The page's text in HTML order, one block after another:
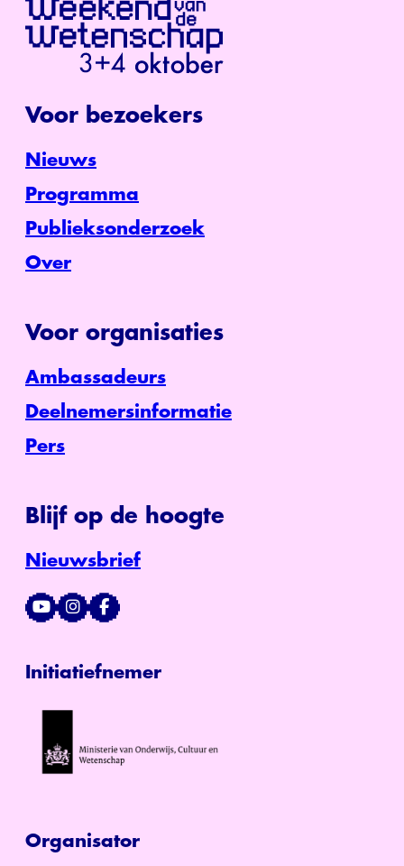
Voor bezoekers
Nieuws
Programma
Publieksonderzoek
Over
Voor organisaties
Ambassadeurs
Deelnemersinformatie
Pers
Blijf op de hoogte
Nieuwsbrief
Initiatiefnemer
Organisator